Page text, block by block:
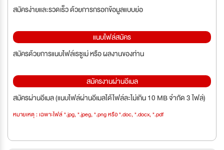
สมัครง่ายและรวดเร็ว ด้วยการกรอกข้อมูลแบบย่อ
แนบไฟล์สมัคร
สมัครด้วยการแนบไฟล์เรซูเม่ หรือ ผลงานของท่าน
สมัครงานผ่านอีเมล
สมัครผ่านอีเมล (แนบไฟล์ผ่านอีเมลได้ไฟล์ละไม่เกิน 10 MB จำกัด 3 ไฟล์)
หมายเหตุ : เฉพาะไฟล์ *.jpg, *.jpeg, *.png หรือ *.doc, *.docx, *.pdf